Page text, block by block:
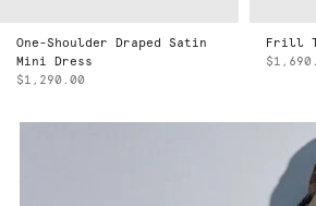
Frill Trim Dress